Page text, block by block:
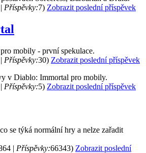
Příspěvky:7) Zobrazit poslední příspěvek
mobily - první spekulace.
Příspěvky:30) Zobrazit poslední příspěvek
v Diablo: Immortal pro mobily.
Příspěvky:5) Zobrazit poslední příspěvek
se týká normální hry a nelze zařadit
| Příspěvky:66343) Zobrazit poslední